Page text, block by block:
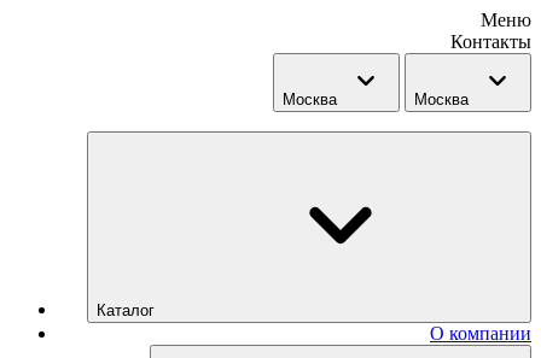
Меню
Контакты
Москва Москва
Каталог
О компании